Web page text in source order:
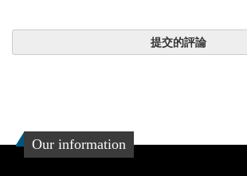
提交的評論
Our information